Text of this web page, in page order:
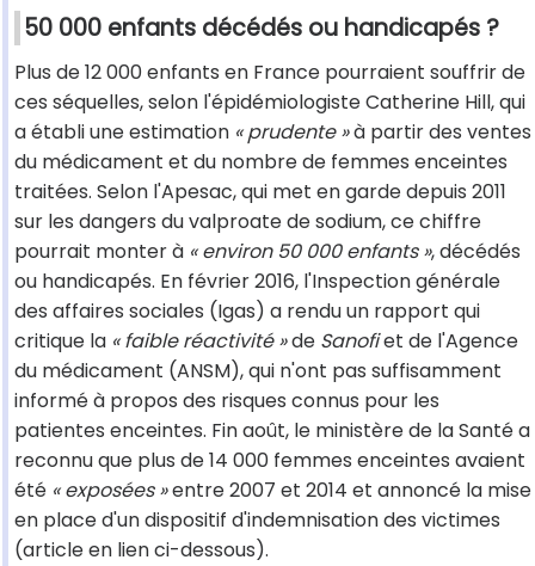
50 000 enfants décédés ou handicapés ?
Plus de 12 000 enfants en France pourraient souffrir de
ces séquelles, selon l'épidémiologiste Catherine Hill, qui
a établi une estimation « prudente »à partir des ventes
du médicament et du nombre de femmes enceintes
traitées. Selon l'Apesac, qui met en garde depuis 2011
sur les dangers du valproate de sodium, ce chiffre
pourrait monter à « environ 50 000 enfants », décédés
ou handicapés. En février 2016, l'Inspection générale
des affaires sociales (Igas) a rendu un rapport qui
critique la « faible réactivité »de Sanofiet de l'Agence
du médicament (ANSM), qui n'ont pas suffisamment
informé à propos des risques connus pour les
patientes enceintes. Fin août, le ministère de la Santé a
reconnu que plus de 14 000 femmes enceintes avaient
été « exposées »entre 2007 et 2014 et annoncé la mise
en place d'un dispositif d'indemnisation des victimes
(article en lien ci-dessous).